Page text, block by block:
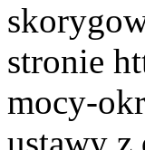
stronie
mocy-